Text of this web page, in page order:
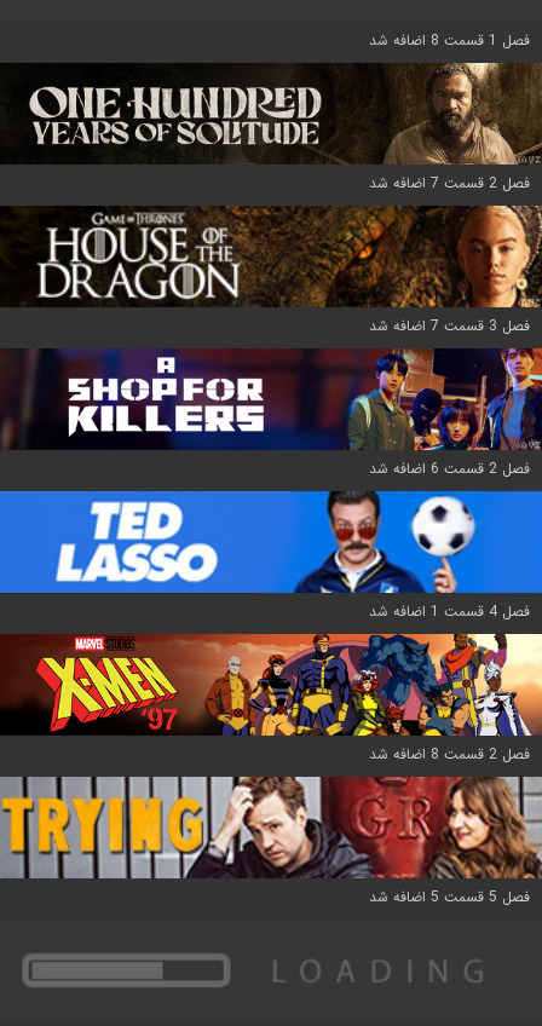
فصل 1 قسمت 8 اضافه شد
فصل 2 قسمت 7 اضافه شد
فصل 3 قسمت 7 اضافه شد
فصل 2 قسمت 6 اضافه شد
فصل 4 قسمت 1 اضافه شد
فصل 2 قسمت 8 اضافه شد
فصل 5 قسمت 5 اضافه شد